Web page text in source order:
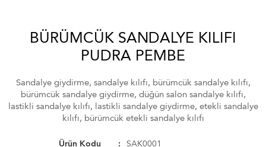
BÜRÜMCÜK SANDALYE KILIFI
PUDRA PEMBE
Sandalye giydirme, sandalye kılıfı, bürümcük sandalye kılıfı,
bürümcük sandalye giydirme, düğün salon sandalye kılıfı,
lastikli sandalye kılıfı, lastikli sandalye giydirme, etekli sandalye
kılıfı, bürümcük etekli sandalye kılıfı
Ürün Kodu
SAK0001